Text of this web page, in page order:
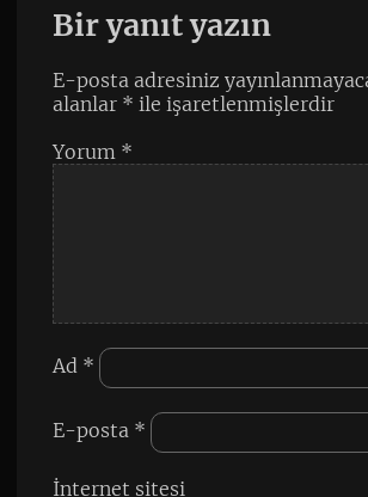
Bir yanıt yazın
E-posta adresiniz
alanlar * ile işaretlenmişlerdir
Yorum *
Ad *
E-posta *
İnternet sitesi